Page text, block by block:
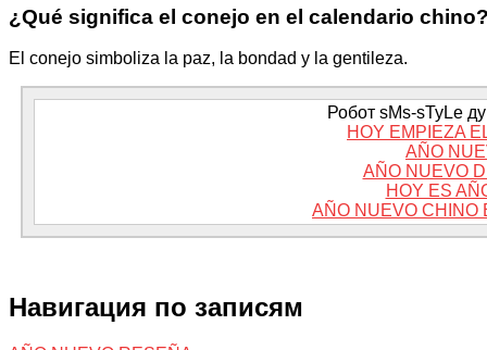
¿Qué significa el conejo en el calendario
El conejo simboliza la paz, la bondad y la gentileza.
Робот sMs-sTyLe
HOY EMPIEZA
AÑO
AÑO NUEVO
HOY ES
AÑO NUEVO CHINO
Навигация по записям